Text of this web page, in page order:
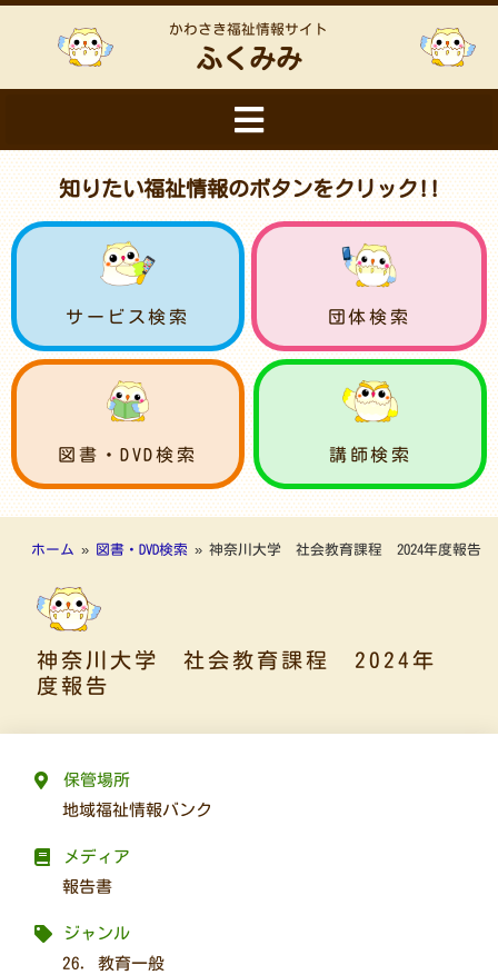
かわさき福祉情報サイト
ふくみみ
知りたい福祉情報のボタンをクリック!!
サービス検索 団体検索
図書・DVD検索 講師検索
ホーム » 図書・DVD検索 » 神奈川大学 社会教育課程 2024年度報告
神奈川大学 社会教育課程 2024年
度報告
保管場所
地域福祉情報バンク
メディア
報告書
ジャンル
26. 教育一般